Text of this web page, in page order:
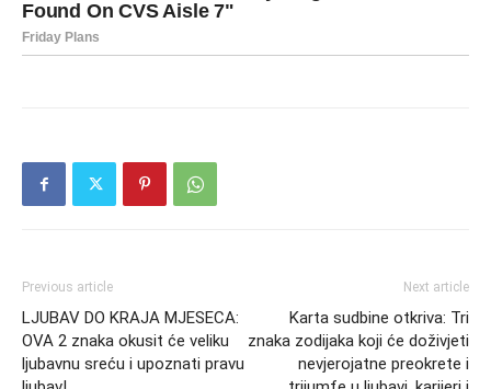
Previous article
LJUBAV DO KRAJA MJESECA:
OVA 2 znaka okusit će veliku
ljubavnu sreću i upoznati pravu
Next article
Karta sudbine otkriva: Tri
znaka zodijaka koji će doživjeti
nevjerojatne preokrete i